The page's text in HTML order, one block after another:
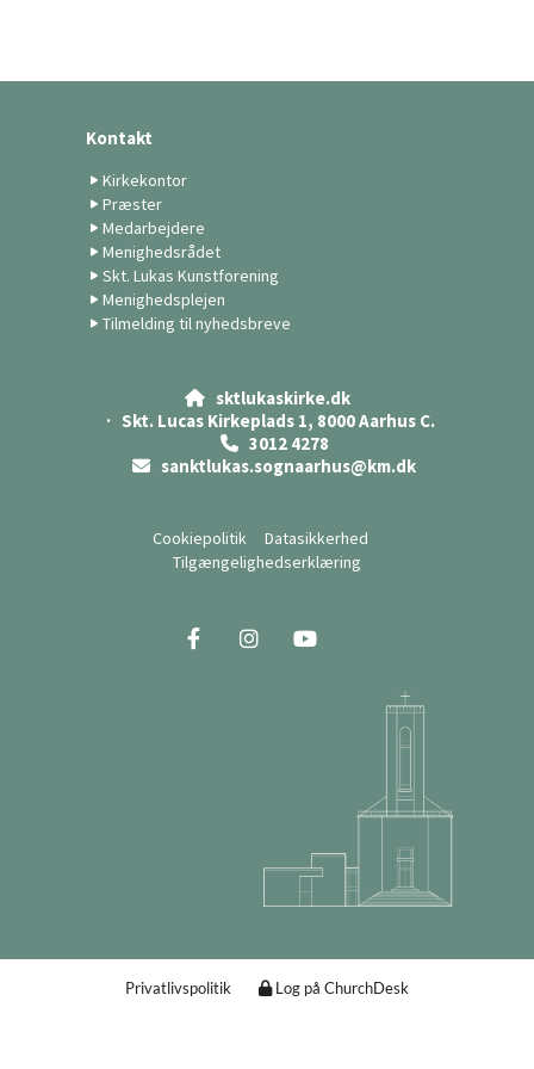
Kontakt
Kirkekontor
Præster
Medarbejdere
Menighedsrådet
Skt. Lukas Kunstforening
Menighedsplejen
Tilmelding til nyhedsbreve
sktlukaskirke.dk
· Skt. Lucas Kirkeplads 1, 8000 Aarhus C.
3012 4278
 sanktlukas.sognaarhus@km.dk
Cookiepolitik
Datasikkerhed
Tilgængelighedserklæring
Privatlivspolitik Log på ChurchDesk